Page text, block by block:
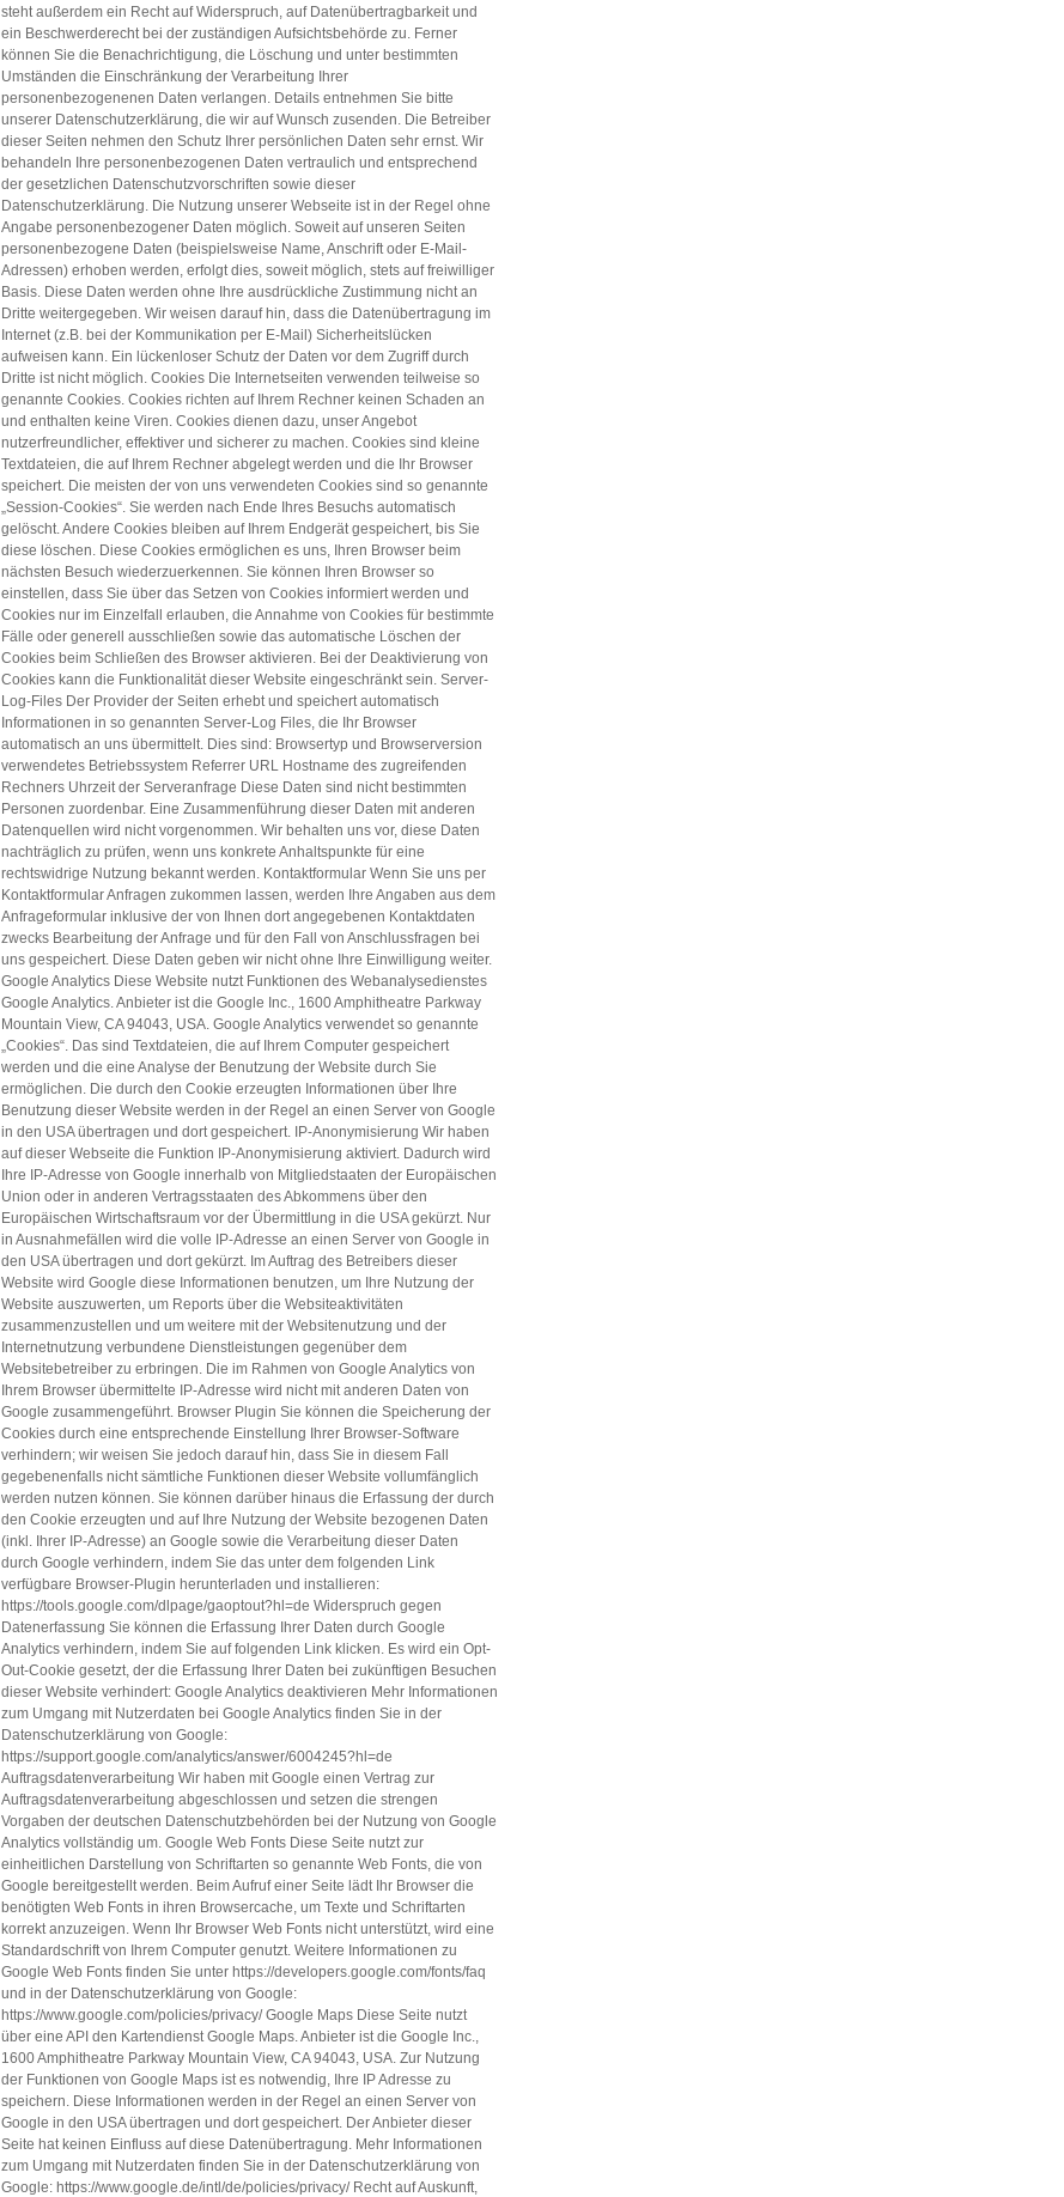
steht außerdem ein Recht auf Widerspruch, auf Datenübertragbarkeit und
ein Beschwerderecht bei der zuständigen Aufsichtsbehörde zu. Ferner
können Sie die Benachrichtigung, die Löschung und unter bestimmten
Umständen die Einschränkung der Verarbeitung Ihrer
personenbezogenenen Daten verlangen. Details entnehmen Sie bitte
unserer Datenschutzerklärung, die wir auf Wunsch zusenden. Die Betreiber
dieser Seiten nehmen den Schutz Ihrer persönlichen Daten sehr ernst. Wir
behandeln Ihre personenbezogenen Daten vertraulich und entsprechend
der gesetzlichen Datenschutzvorschriften sowie dieser
Datenschutzerklärung. Die Nutzung unserer Webseite ist in der Regel ohne
Angabe personenbezogener Daten möglich. Soweit auf unseren Seiten
personenbezogene Daten (beispielsweise Name, Anschrift oder E-Mail-
Adressen) erhoben werden, erfolgt dies, soweit möglich, stets auf freiwilliger
Basis. Diese Daten werden ohne Ihre ausdrückliche Zustimmung nicht an
Dritte weitergegeben. Wir weisen darauf hin, dass die Datenübertragung im
Internet (z.B. bei der Kommunikation per E-Mail) Sicherheitslücken
aufweisen kann. Ein lückenloser Schutz der Daten vor dem Zugriff durch
Dritte ist nicht möglich. Cookies Die Internetseiten verwenden teilweise so
genannte Cookies. Cookies richten auf Ihrem Rechner keinen Schaden an
und enthalten keine Viren. Cookies dienen dazu, unser Angebot
nutzerfreundlicher, effektiver und sicherer zu machen. Cookies sind kleine
Textdateien, die auf Ihrem Rechner abgelegt werden und die Ihr Browser
speichert. Die meisten der von uns verwendeten Cookies sind so genannte
„Session-Cookies“. Sie werden nach Ende Ihres Besuchs automatisch
gelöscht. Andere Cookies bleiben auf Ihrem Endgerät gespeichert, bis Sie
diese löschen. Diese Cookies ermöglichen es uns, Ihren Browser beim
nächsten Besuch wiederzuerkennen. Sie können Ihren Browser so
einstellen, dass Sie über das Setzen von Cookies informiert werden und
Cookies nur im Einzelfall erlauben, die Annahme von Cookies für bestimmte
Fälle oder generell ausschließen sowie das automatische Löschen der
Cookies beim Schließen des Browser aktivieren. Bei der Deaktivierung von
Cookies kann die Funktionalität dieser Website eingeschränkt sein. Server-
Log-Files Der Provider der Seiten erhebt und speichert automatisch
Informationen in so genannten Server-Log Files, die Ihr Browser
automatisch an uns übermittelt. Dies sind: Browsertyp und Browserversion
verwendetes Betriebssystem Referrer URL Hostname des zugreifenden
Rechners Uhrzeit der Serveranfrage Diese Daten sind nicht bestimmten
Personen zuordenbar. Eine Zusammenführung dieser Daten mit anderen
Datenquellen wird nicht vorgenommen. Wir behalten uns vor, diese Daten
nachträglich zu prüfen, wenn uns konkrete Anhaltspunkte für eine
rechtswidrige Nutzung bekannt werden. Kontaktformular Wenn Sie uns per
Kontaktformular Anfragen zukommen lassen, werden Ihre Angaben aus dem
Anfrageformular inklusive der von Ihnen dort angegebenen Kontaktdaten
zwecks Bearbeitung der Anfrage und für den Fall von Anschlussfragen bei
uns gespeichert. Diese Daten geben wir nicht ohne Ihre Einwilligung weiter.
Google Analytics Diese Website nutzt Funktionen des Webanalysedienstes
Google Analytics. Anbieter ist die Google Inc., 1600 Amphitheatre Parkway
Mountain View, CA 94043, USA. Google Analytics verwendet so genannte
„Cookies“. Das sind Textdateien, die auf Ihrem Computer gespeichert
werden und die eine Analyse der Benutzung der Website durch Sie
ermöglichen. Die durch den Cookie erzeugten Informationen über Ihre
Benutzung dieser Website werden in der Regel an einen Server von Google
in den USA übertragen und dort gespeichert. IP-Anonymisierung Wir haben
auf dieser Webseite die Funktion IP-Anonymisierung aktiviert. Dadurch wird
Ihre IP-Adresse von Google innerhalb von Mitgliedstaaten der Europäischen
Union oder in anderen Vertragsstaaten des Abkommens über den
Europäischen Wirtschaftsraum vor der Übermittlung in die USA gekürzt. Nur
in Ausnahmefällen wird die volle IP-Adresse an einen Server von Google in
den USA übertragen und dort gekürzt. Im Auftrag des Betreibers dieser
Website wird Google diese Informationen benutzen, um Ihre Nutzung der
Website auszuwerten, um Reports über die Websiteaktivitäten
zusammenzustellen und um weitere mit der Websitenutzung und der
Internetnutzung verbundene Dienstleistungen gegenüber dem
Websitebetreiber zu erbringen. Die im Rahmen von Google Analytics von
Ihrem Browser übermittelte IP-Adresse wird nicht mit anderen Daten von
Google zusammengeführt. Browser Plugin Sie können die Speicherung der
Cookies durch eine entsprechende Einstellung Ihrer Browser-Software
verhindern; wir weisen Sie jedoch darauf hin, dass Sie in diesem Fall
gegebenenfalls nicht sämtliche Funktionen dieser Website vollumfänglich
werden nutzen können. Sie können darüber hinaus die Erfassung der durch
den Cookie erzeugten und auf Ihre Nutzung der Website bezogenen Daten
(inkl. Ihrer IP-Adresse) an Google sowie die Verarbeitung dieser Daten
durch Google verhindern, indem Sie das unter dem folgenden Link
verfügbare Browser-Plugin herunterladen und installieren:
https://tools.google.com/dlpage/gaoptout?hl=de Widerspruch gegen
Datenerfassung Sie können die Erfassung Ihrer Daten durch Google
Analytics verhindern, indem Sie auf folgenden Link klicken. Es wird ein Opt-
Out-Cookie gesetzt, der die Erfassung Ihrer Daten bei zukünftigen Besuchen
dieser Website verhindert: Google Analytics deaktivieren Mehr Informationen
zum Umgang mit Nutzerdaten bei Google Analytics finden Sie in der
Datenschutzerklärung von Google:
https://support.google.com/analytics/answer/6004245?hl=de
Auftragsdatenverarbeitung Wir haben mit Google einen Vertrag zur
Auftragsdatenverarbeitung abgeschlossen und setzen die strengen
Vorgaben der deutschen Datenschutzbehörden bei der Nutzung von Google
Analytics vollständig um. Google Web Fonts Diese Seite nutzt zur
einheitlichen Darstellung von Schriftarten so genannte Web Fonts, die von
Google bereitgestellt werden. Beim Aufruf einer Seite lädt Ihr Browser die
benötigten Web Fonts in ihren Browsercache, um Texte und Schriftarten
korrekt anzuzeigen. Wenn Ihr Browser Web Fonts nicht unterstützt, wird eine
Standardschrift von Ihrem Computer genutzt. Weitere Informationen zu
Google Web Fonts finden Sie unter https://developers.google.com/fonts/faq
und in der Datenschutzerklärung von Google:
https://www.google.com/policies/privacy/ Google Maps Diese Seite nutzt
über eine API den Kartendienst Google Maps. Anbieter ist die Google Inc.,
1600 Amphitheatre Parkway Mountain View, CA 94043, USA. Zur Nutzung
der Funktionen von Google Maps ist es notwendig, Ihre IP Adresse zu
speichern. Diese Informationen werden in der Regel an einen Server von
Google in den USA übertragen und dort gespeichert. Der Anbieter dieser
Seite hat keinen Einfluss auf diese Datenübertragung. Mehr Informationen
zum Umgang mit Nutzerdaten finden Sie in der Datenschutzerklärung von
Google: https://www.google.de/intl/de/policies/privacy/ Recht auf Auskunft,